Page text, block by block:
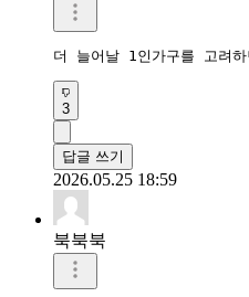
더 늘어날 1인가구를 고려
3
답글 쓰기
2026.05.25 18:59
북북북